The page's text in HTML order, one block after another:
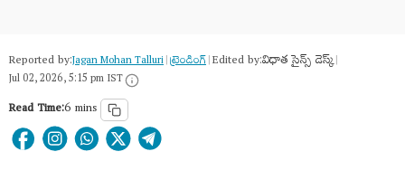
Reported by:Jagan Mohan Talluri|ట్రెండింగ్|Edited by:విధాత సైన్స్ డెస్క్|
Jul 02, 2026, 5:15 pm IST
Read Time:6 mins